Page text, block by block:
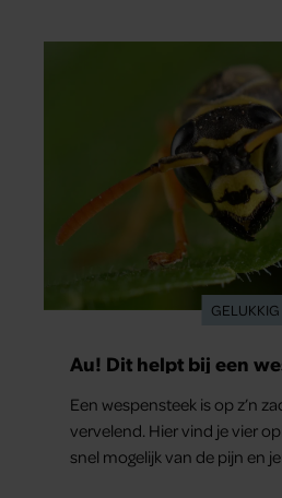
GELUKKIG
Au! Dit helpt bij een
Een wespensteek is op z’n
vervelend. Hier vind je vier
snel mogelijk van de pijn en